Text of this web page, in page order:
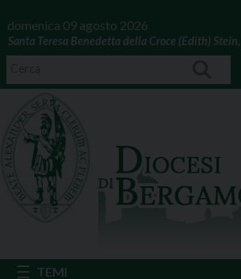
domenica 09 agosto 2026
Santa Teresa Benedetta della Croce (Edith)